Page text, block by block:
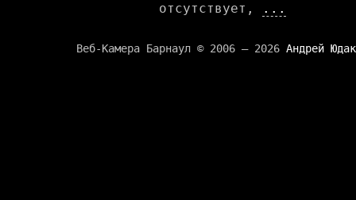
отсутствует,
...
Веб-Камера Барнаул © 2006 — 2026 Андрей